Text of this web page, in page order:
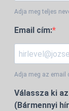
Adja meg teljes
Email cím:
Adja meg az email
Válassza ki
(Bármennyi